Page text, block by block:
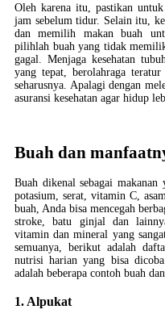
Oleh karena itu, pastikan
jam sebelum tidur. Selain itu,
dan memilih makan buah
pilihlah buah yang tidak
gagal. Menjaga kesehatan
yang tepat, berolahraga
seharusnya. Apalagi dengan
asuransi kesehatan agar hidup
Buah dan
Buah dikenal sebagai
potasium, serat, vitamin C,
buah, Anda bisa mencegah
stroke, batu ginjal dan
vitamin dan mineral yang
semuanya, berikut adalah
nutrisi harian yang bisa
adalah beberapa contoh buah
1. Alpukat